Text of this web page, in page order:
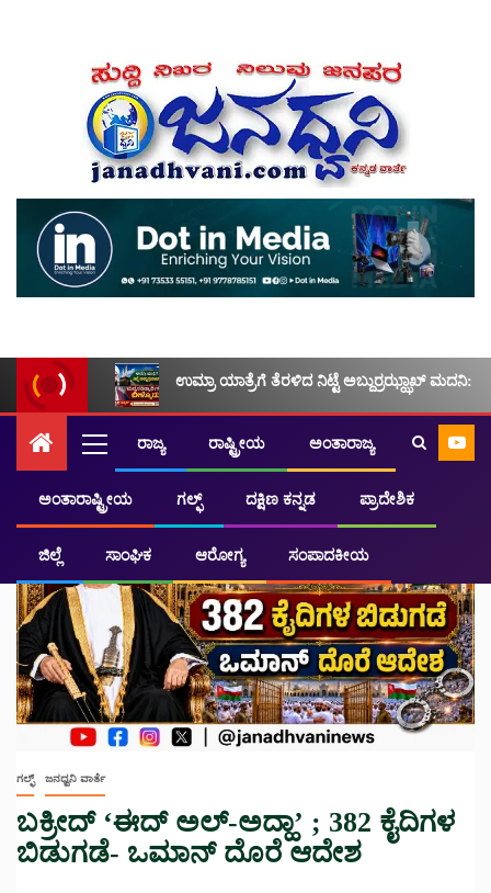
ಉಮ್ರಾ ಯಾತ್ರೆಗೆ ತೆರಳಿದ ನಿಟ್ಟೆ ಅಬ್ದುರ್ರಝ್ಝಾಖ್ ಮದನಿ:
ರಾಜ್ಯ ರಾಷ್ಟ್ರೀಯ ಅಂತಾರಾಜ್ಯ
ಅಂತಾರಾಷ್ಟ್ರೀಯ ಗಲ್ಫ್ ದಕ್ಷಿಣ ಕನ್ನಡ ಪ್ರಾದೇಶಿಕ
ಜಿಲ್ಲೆ ಸಾಂಘಿಕ ಆರೋಗ್ಯ ಸಂಪಾದಕೀಯ
ಗಲ್ಫ್ ಜನಧ್ವನಿ ವಾರ್ತೆ
ಬಕ್ರೀದ್ ‘ಈದ್ ಅಲ್-ಅದ್ಹಾ’ ; 382 ಕೈದಿಗಳ
ಬಿಡುಗಡೆ- ಒಮಾನ್ ದೊರೆ ಆದೇಶ